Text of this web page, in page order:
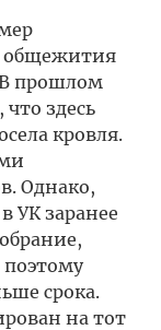
общежития
В прошлом
здесь
кровля.
Однако,
УК заранее
поэтому
срока.
на тот